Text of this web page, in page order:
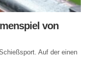
von
Auf der einen